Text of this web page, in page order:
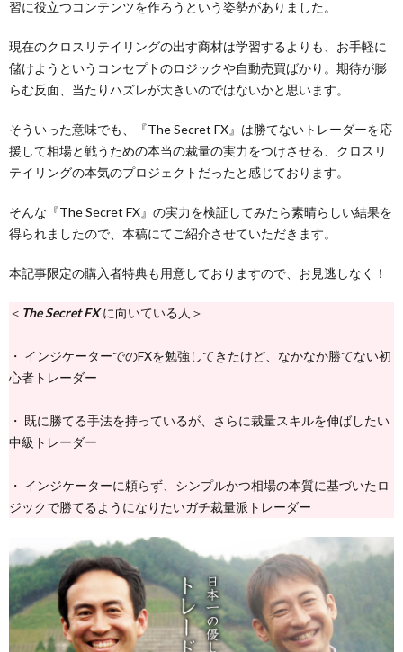
習に役立つコンテンツを作ろうという姿勢がありました。
現在のクロスリテイリングの出す商材は学習するよりも、お手軽に
儲けようというコンセプトのロジックや自動売買ばかり。期待が膨
らむ反面、当たりハズレが大きいのではないかと思います。
そういった意味でも、『The Secret FX』は勝てないトレーダーを応
援して相場と戦うための本当の裁量の実力をつけさせる、クロスリ
テイリングの本気のプロジェクトだったと感じております。
そんな『The Secret FX』の実力を検証してみたら素晴らしい結果を
得られましたので、本稿にてご紹介させていただきます。
本記事限定の購入者特典も用意しておりますので、お見逃しなく！
＜ The Secret FXに向いている人＞
・ インジケーターでのFXを勉強してきたけど、なかなか勝てない初
心者トレーダー
・ 既に勝てる手法を持っているが、さらに裁量スキルを伸ばしたい
中級トレーダー
・ インジケーターに頼らず、シンプルかつ相場の本質に基づいたロ
ジックで勝てるようになりたいガチ裁量派トレーダー